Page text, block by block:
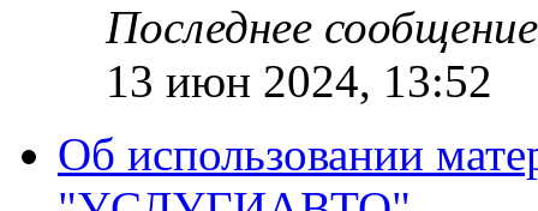
Последнее
13 июн 2024, 13:52
Об использовании